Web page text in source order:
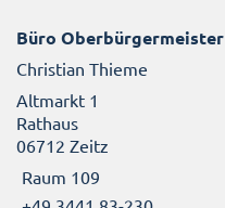
Büro Oberbürgermeister
Christian Thieme
Altmarkt 1
Rathaus
06712 Zeitz
Raum 109